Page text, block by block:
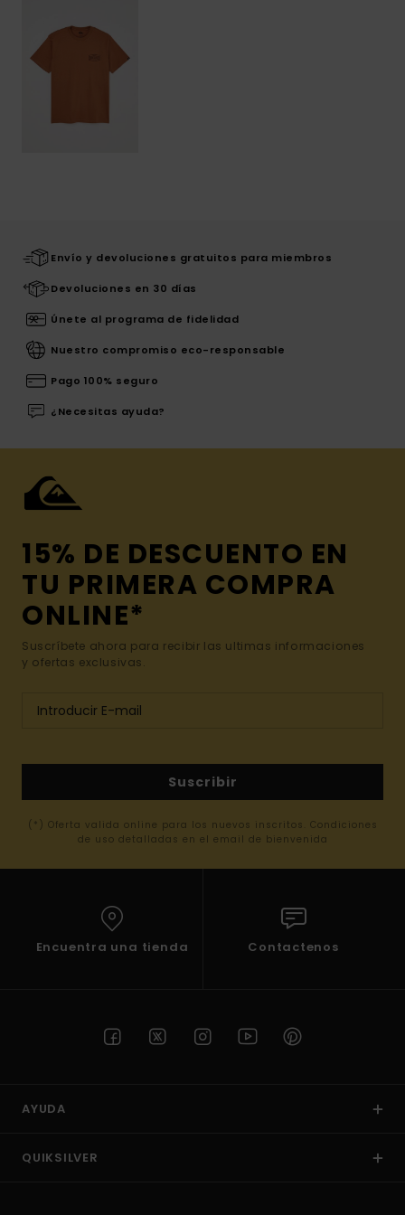
Envío y devoluciones gratuitos para miembros
Devoluciones en 30 días
Únete al programa de fidelidad
Nuestro compromiso eco-responsable
Pago 100% seguro
¿Necesitas ayuda?
15% DE DESCUENTO EN
TU PRIMERA COMPRA
ONLINE*
Suscríbete ahora para recibir las ultimas informaciones
y ofertas exclusivas.
Suscribir
(*) Oferta valida online para los nuevos inscritos. Condiciones
de uso detalladas en el email de bienvenida
Encuentra una tienda Contactenos
AYUDA
QUIKSILVER